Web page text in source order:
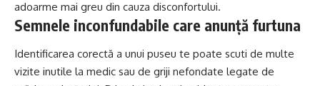
adoarme mai greu din cauza disconfortului.
Semnele inconfundabile care anunță furtuna
Identificarea corectă a unui puseu te poate scuti de multe
vizite inutile la medic sau de griji nefondate legate de